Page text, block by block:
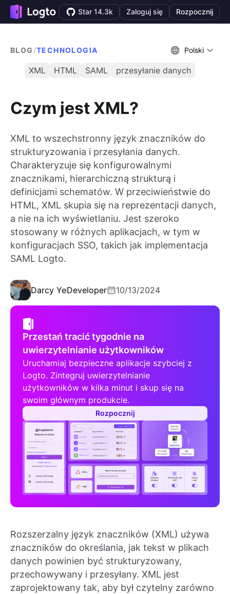
Star 14.3k Zaloguj się Rozpocznij
BLOG /TECHNOLOGIA Polski
XML HTML SAML przesyłanie danych
Czym jest XML?
XML to wszechstronny język znaczników do
strukturyzowania i przesyłania danych.
Charakteryzuje się konfigurowalnymi
znacznikami, hierarchiczną strukturą i
definicjami schematów. W przeciwieństwie do
HTML, XML skupia się na reprezentacji danych,
a nie na ich wyświetlaniu. Jest szeroko
stosowany w różnych aplikacjach, w tym w
konfiguracjach SSO, takich jak implementacja
SAML Logto.
Darcy YeDeveloper 10/13/2024
Przestań tracić tygodnie na
uwierzytelnianie użytkowników
Uruchamiaj bezpieczne aplikacje szybciej z
Logto. Zintegruj uwierzytelnianie
użytkowników w kilka minut i skup się na
swoim głównym produkcie.
Rozpocznij
Rozszerzalny język znaczników (XML) używa
znaczników do określania, jak tekst w plikach
danych powinien być strukturyzowany,
przechowywany i przesyłany. XML jest
zaprojektowany tak, aby był czytelny zarówno